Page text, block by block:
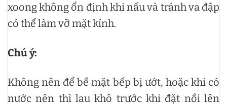
xoong không ổn định khi nấu và tránh va đập
có thể làm vỡ mặt kính.
Chú ý:
Không nên để bề mặt bếp bị ướt, hoặc khi có
nước nên thì lau khô trước khi đặt nồi lên